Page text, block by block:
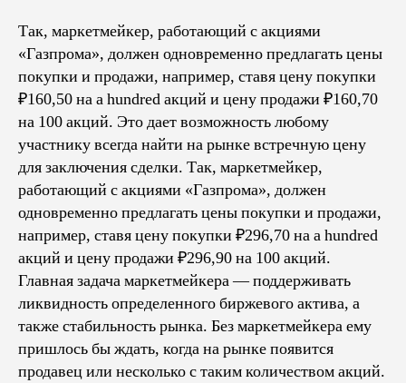
Так, маркетмейкер, работающий с акциями
«Газпрома», должен одновременно предлагать цены
покупки и продажи, например, ставя цену покупки
₽160,50 на a hundred акций и цену продажи ₽160,70
на 100 акций. Это дает возможность любому
участнику всегда найти на рынке встречную цену
для заключения сделки. Так, маркетмейкер,
работающий с акциями «Газпрома», должен
одновременно предлагать цены покупки и продажи,
например, ставя цену покупки ₽296,70 на a hundred
акций и цену продажи ₽296,90 на 100 акций.
Главная задача маркетмейкера — поддерживать
ликвидность определенного биржевого актива, а
также стабильность рынка. Без маркетмейкера ему
пришлось бы ждать, когда на рынке появится
продавец или несколько с таким количеством акций.